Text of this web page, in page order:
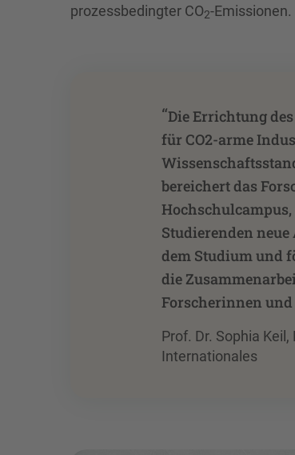
prozessbedingter CO2-Emissionen.
“Die Errichtung
für CO2-arme
bereichert das
Studierenden
dem Studium und
die
Forscherinnen
Prof. Dr. Sophia
Internationales